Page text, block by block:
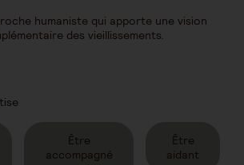
humaniste qui apporte une vision
des vieillissements.
Être
accompagné
Être
aidant